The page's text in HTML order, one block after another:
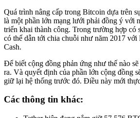
Quá trình nâng cấp trong Bitcoin dựa trên
là một phần lớn mạng lưới phải đồng ý với
triển khai thành công. Trong trường hợp có
có thể dẫn tới chia chuỗi như năm 2017
Cash.
Để biết cộng đồng phản ứng như thế nào
ra. Và quyết định của phần lớn cộng đồng
giữ lại hệ thống trước đó. Điều này mới
Các thông tin khác: